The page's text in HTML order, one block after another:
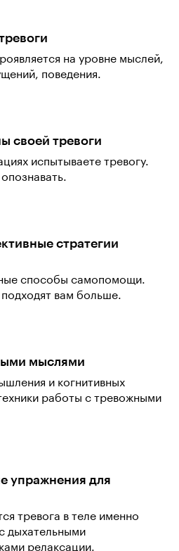
на уровне мыслей,
поведения.
своей тревоги
испытываете тревогу.
стратегии
способы самопомощи.
вам больше.
мыслями
и когнитивных
работы с тревожными
упражнения для
тревога в теле именно
дыхательными
релаксации.